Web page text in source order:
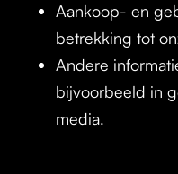
Aankoop- en
betrekking tot
Andere
bijvoorbeeld in
media.